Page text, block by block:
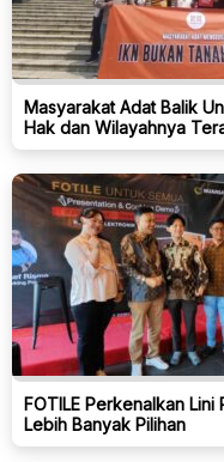
Masyarakat Adat Balik
Hak dan Wilayahnya
FOTILE Perkenalkan Lini
Lebih Banyak Pilihan